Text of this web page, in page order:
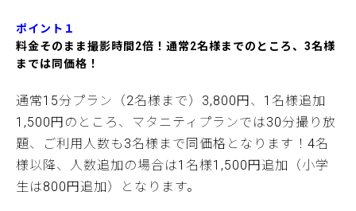
ポイント１
料金そのまま撮影時間2倍！通常2名様までのところ、3名様
までは同価格！
通常15分プラン（2名様まで）3,800円、1名様追加
1,500円のところ、マタニティプランでは30分撮り放
題、ご利用人数も3名様まで同価格となります！4名
様以降、人数追加の場合は1名様1,500円追加（小学
生は800円追加）となります。